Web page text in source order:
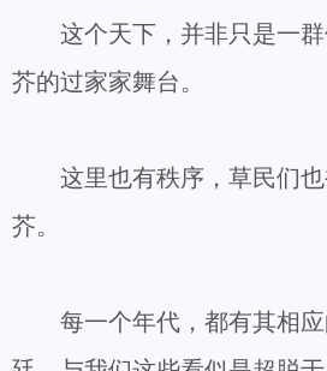
这个天下，并非只是一群
芥的过家家舞台。
这里也有秩序，草民们也
芥。
每一个年代，都有其相应